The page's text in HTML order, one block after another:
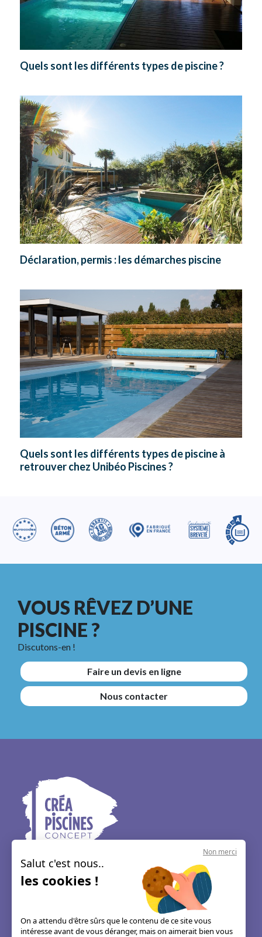
Quels sont les différents types de piscine ?
Déclaration, permis : les démarches piscine
Quels sont les différents types de piscine à
retrouver chez Unibéo Piscines ?
VOUS RÊVEZ D’UNE
PISCINE ?
Discutons-en !
Faire un devis en ligne
Nous contacter
CREA PISCINES CONCEPT
39 RUE DES GRANGES GALAND
Non merci
Salut c'est nous..
les cookies !
On a attendu d'être sûrs que le contenu de ce site vous
intéresse avant de vous déranger, mais on aimerait bien vous